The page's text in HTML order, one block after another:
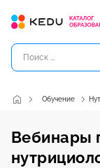
Обучение
Вебинары